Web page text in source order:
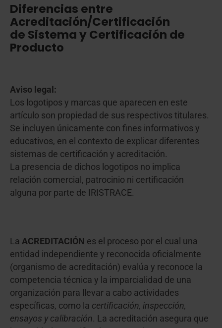
Diferencias entre
Acreditación/Certificación
de Sistema y Certificación de
Producto
Aviso legal:
Los logotipos y marcas que aparecen en este
artículo son propiedad de sus respectivos titulares.
Se incluyen únicamente con fines informativos y
educativos, en el contexto de explicar diferentes
sistemas de certificación y acreditación.
La presencia de dichos logotipos no implica
relación comercial, patrocinio ni certificación
alguna por parte de IRISTRACE.
La ACREDITACIÓN es el proceso por el cual una
entidad independiente y reconocida oficialmente
(organismo de acreditación) evalúa y reconoce la
competencia técnica y la imparcialidad de una
organización para llevar a cabo actividades
específicas, como la certificación, inspección,
ensayos y calibración. La acreditación asegura que